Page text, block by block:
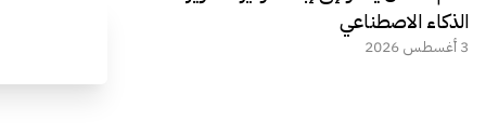
الذكاء الاصطناعي
3 أغسطس 2026